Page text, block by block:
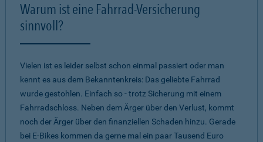
Warum ist eine Fahrrad-Versicherung
sinnvoll?
Vielen ist es leider selbst schon einmal passiert oder man
kennt es aus dem Bekanntenkreis: Das geliebte Fahrrad
wurde gestohlen. Einfach so - trotz Sicherung mit einem
Fahrradschloss. Neben dem Ärger über den Verlust, kommt
noch der Ärger über den finanziellen Schaden hinzu. Gerade
bei E-Bikes kommen da gerne mal ein paar Tausend Euro